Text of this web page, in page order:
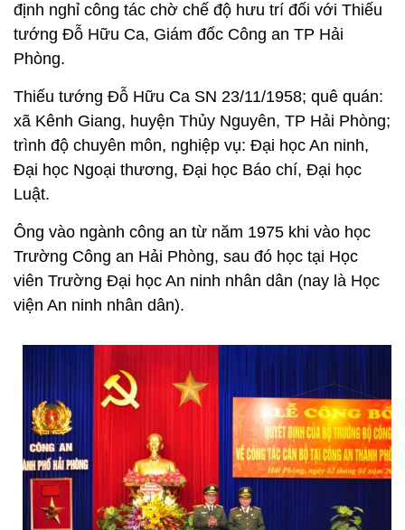
định nghỉ công tác chờ chế độ hưu trí đối với Thiếu
tướng Đỗ Hữu Ca, Giám đốc Công an TP Hải
Phòng.
Thiếu tướng Đỗ Hữu Ca SN 23/11/1958; quê quán:
xã Kênh Giang, huyện Thủy Nguyên, TP Hải Phòng;
trình độ chuyên môn, nghiệp vụ: Đại học An ninh,
Đại học Ngoại thương, Đại học Báo chí, Đại học
Luật.
Ông vào ngành công an từ năm 1975 khi vào học
Trường Công an Hải Phòng, sau đó học tại Học
viên Trường Đại học An ninh nhân dân (nay là Học
viện An ninh nhân dân).